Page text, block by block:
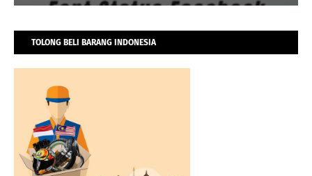
TOLONG BELI BARANG INDONESIA